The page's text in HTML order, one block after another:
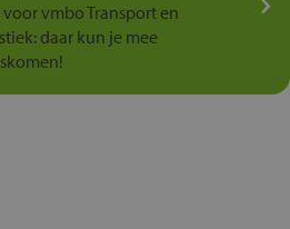
voor vmbo Transport en
daar kun je mee